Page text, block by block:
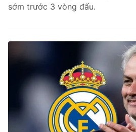
sớm trước 3 vòng đấu.